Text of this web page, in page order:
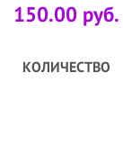
150.00 руб.
КОЛИЧЕСТВО